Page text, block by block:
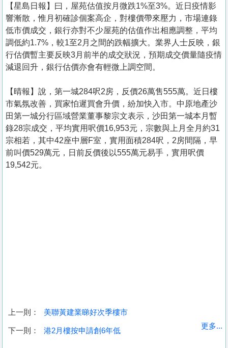
收
【星島日報】曰，屋苑估值按月微跌1%至3%。近日疫情影
響漸散，惟月初確診個案高企，對樓價帶來壓力，市場連錄
低市價成交，銀行亦對不少屋苑的估值作出相應調整，平均
調低約1.7%，較1至2月之間的跌幅擴大。業界人士反映，銀
行估價暫主要反映3月前半的成交狀況，預期成交價量隨疫情
減退回升，銀行估價亦會有輕微上調空間。
【晴報】說，第一城284呎2房，反價26萬售555萬。近日樓
市氣氛改善，買家怕遲買會升價，紛加快入市。中原地產沙
田第一城分行區域營業董事黎宗文表示，沙田第一城本月暫
錄28宗成交，平均實用呎價16,953元，宗數與上月全月約31
宗相若，其中42座中層F室，實用面積284呎，2房間隔，早
前叫價529萬元，日前反價後以555萬元易手，實用呎價
19,542元。
上一則： 美聯黃建業睇好次季樓市
下一則： 港2月樓按申請創6年低
更多...